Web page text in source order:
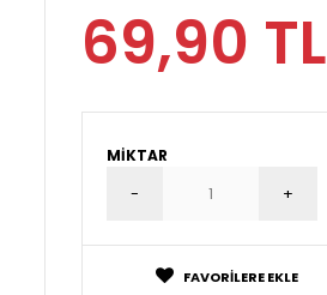
69,90 TL
MIKTAR
FAVORILERE EKLE